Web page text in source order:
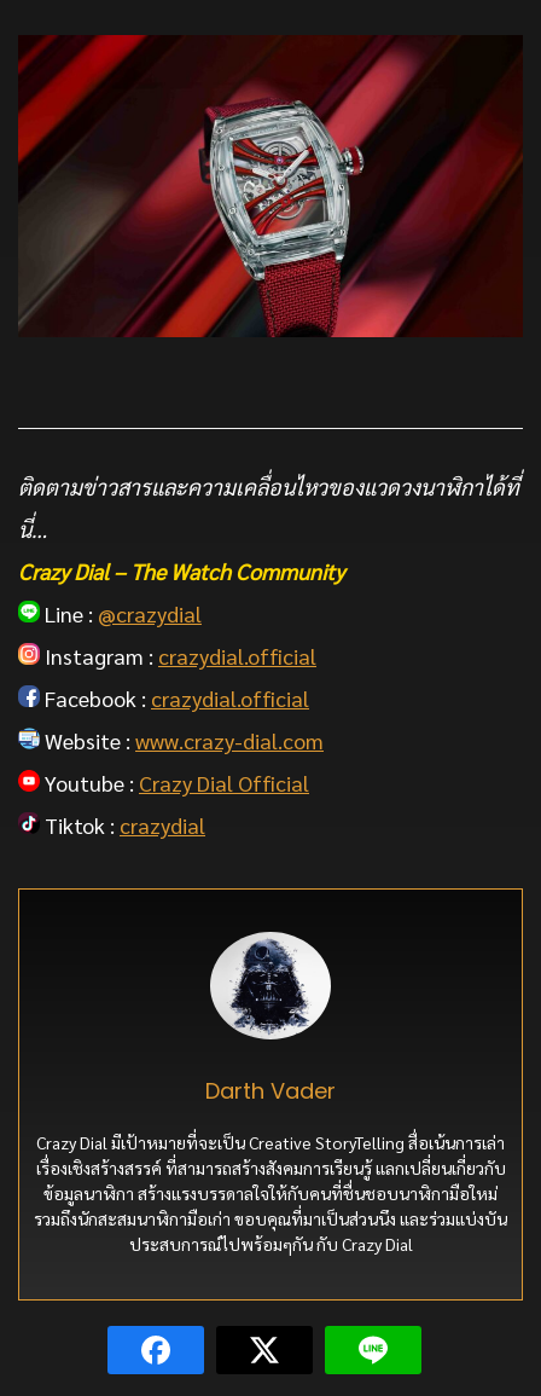
ติดตามข่าวสารและความเคลื่อนไหวของแวดวงนาฬิกาได้ที่
นี่…
Crazy Dial – The Watch Community
Line : @crazydial
Instagram : crazydial.official
Facebook : crazydial.official
Website : www.crazy-dial.com
Youtube : Crazy Dial Official
Tiktok : crazydial
Darth Vader
Crazy Dial มีเป้าหมายที่จะเป็น Creative StoryTelling สื่อเน้นการเล่า
เรื่องเชิงสร้างสรรค์ ที่สามารถสร้างสังคมการเรียนรู้ แลกเปลี่ยนเกี่ยวกับ
ข้อมูลนาฬิกา สร้างแรงบรรดาลใจให้กับคนที่ชื่นชอบนาฬิกามือใหม่
รวมถึงนักสะสมนาฬิกามือเก่า ขอบคุณที่มาเป็นส่วนนึง และร่วมแบ่งบัน
ประสบการณ์ไปพร้อมๆกัน กับ Crazy Dial